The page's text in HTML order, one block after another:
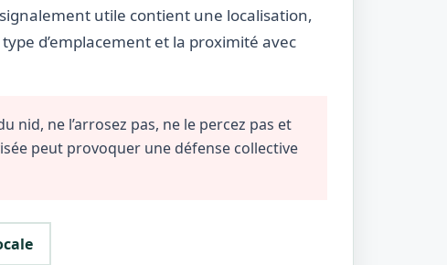
utile contient une localisation,
d’emplacement et la proximité avec
nid, ne l’arrosez pas, ne le percez pas et
peut provoquer une défense collective